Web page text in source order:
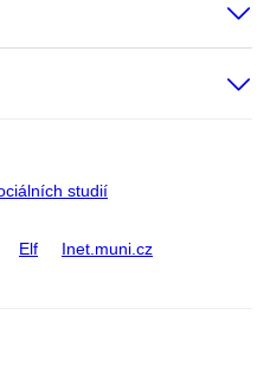
studií
Elf Inet.muni.cz